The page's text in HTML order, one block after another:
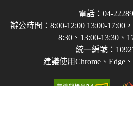
電話：04-
辦公時間：8:00-12:00 13:00-17:00
8:30、13:00-13:30、
統一編號：
建議使用Chrome、Edge